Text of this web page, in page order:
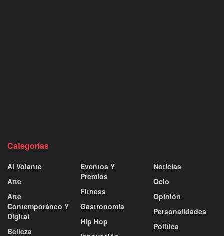
Categorías
Al Volante
Arte
Arte
Contemporáneo Y
Digital
Belleza
Eventos Y
Premios
Fitness
Gastronomía
Hip Hop
Noticias
Ocio
Opinión
Personalidades
Política